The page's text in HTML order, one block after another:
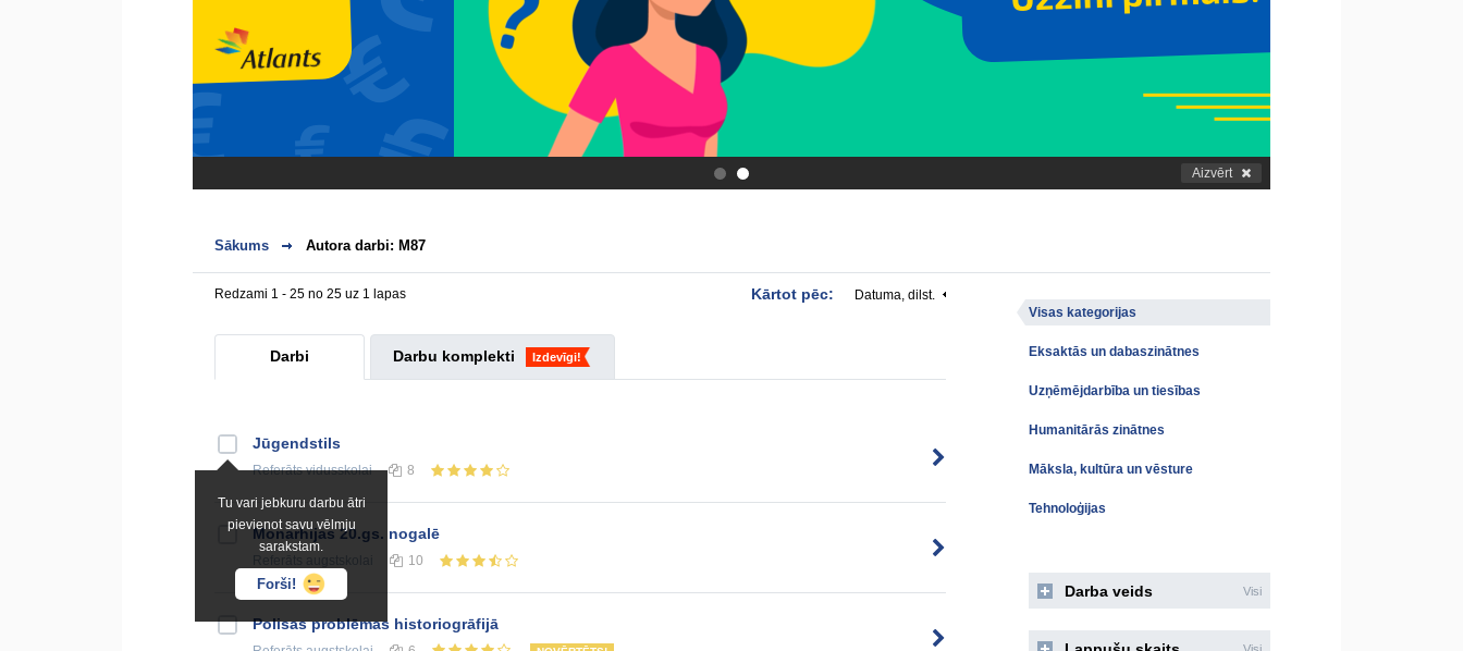
. Aizvērt
Sākums Autora darbi: M87
Redzami 1 - 25 no 25 uz 1 lapas Kārtot pēc: Datuma, dilst.
Darbi Darbu komplekti Izdevīgi!
Tu vari jebkuru darbu ātri
pievienot savu vēlmju
sarakstam.
Forši!
Jūgendstils
Referātsvidusskolai 8
Monarhijas 20.gs. nogalē
10
Polisas problēmas historiogrāfijā
Visas kategorijas
Eksaktās un dabaszinātnes
Uzņēmējdarbība un tiesības
Humanitārās zinātnes
Māksla, kultūra un vēsture
Tehnoloģijas
Darba veids Visi